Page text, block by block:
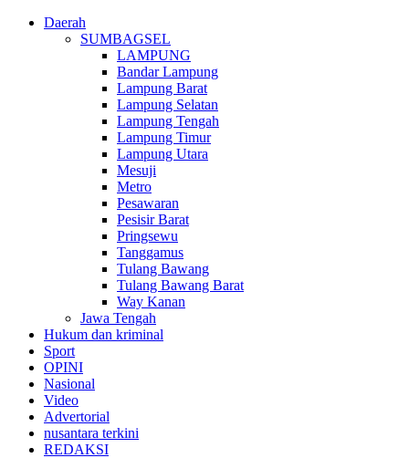
Daerah
SUMBAGSEL
LAMPUNG
Bandar Lampung
Lampung Barat
Lampung Selatan
Lampung Tengah
Lampung Timur
Lampung Utara
Mesuji
Metro
Pesawaran
Pesisir Barat
Pringsewu
Tanggamus
Tulang Bawang
Tulang Bawang Barat
Way Kanan
Jawa Tengah
Hukum dan kriminal
Sport
OPINI
Nasional
Video
Advertorial
nusantara terkini
REDAKSI